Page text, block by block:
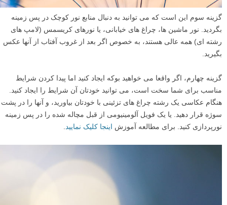
گزینه سوم این است که می توانید به دنبال منابع نور کوچک در پس زمینه
بگردید. نور ماشین ها، چراغ های خیابانی، یا نورهای کریسمس (لامپ های
رشته ای) همه عالی هستند، به خصوص اگر بعد از غروب آفتاب از آنها عکس
بگیرید.
گزینه چهارم، اگر واقعا می خواهید بوکه ایجاد کنید اما پیدا کردن شرایط
مناسب برای شما سخت است، می توانید خودتان آن شرایط را ایجاد کنید.
هنگام عکاسی یک رشته چراغ های تزئینی با خودتان بیاورید، و آنها را در پشت
سوژه قرار دهید. یا یک فویل آلومینیومی از قبل مچاله شده را در پس زمینه
نورپردازی کنید. برای مطالعه آموزش اینجا کلیک نمایید.